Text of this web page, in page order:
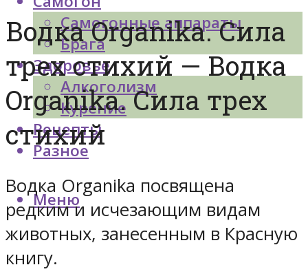
Самогонные аппараты
Брага
Здоровье
Алкоголизм
Курение
Рецепты
Разное
Меню
Водка Organika. Сила
трех стихий — Водка
Organika. Сила трех
стихий
Водка Organika посвящена
редким и исчезающим видам
животных, занесенным в Красную
книгу.